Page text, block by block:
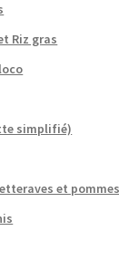
Riz gras
simplifié)
et